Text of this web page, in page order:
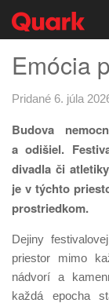
Emócia
Pridané 6. júla
Budova
a odišiel.
divadla či
je v týchto
prostriedkom.
Dejiny
priestor mimo
nádvorí a
každá epocha